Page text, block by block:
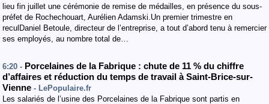
lieu fin juillet une cérémonie de remise de médailles, en présence du sous-
préfet de Rochechouart, Aurélien Adamski.Un premier trimestre en
reculDaniel Betoule, directeur de l’entreprise, a tout d’abord tenu à remercier
ses employés, au nombre total de…
6:20 - Porcelaines de la Fabrique : chute de 11 % du chiffre
d’affaires et réduction du temps de travail à Saint-Brice-sur-
Vienne - LePopulaire.fr
Les salariés de l’usine des Porcelaines de la Fabrique sont partis en